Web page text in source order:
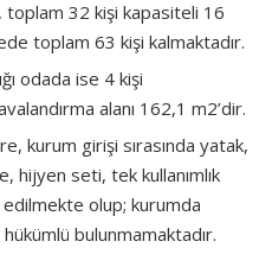
toplam 32 kişi kapasiteli 16
toplam 63 kişi kalmaktadır.
odada ise 4 kişi
alanı 162,1 m2’dir.
kurum girişi sırasında yatak,
hijyen seti, tek kullanımlık
olup; kurumda
bulunmamaktadır.